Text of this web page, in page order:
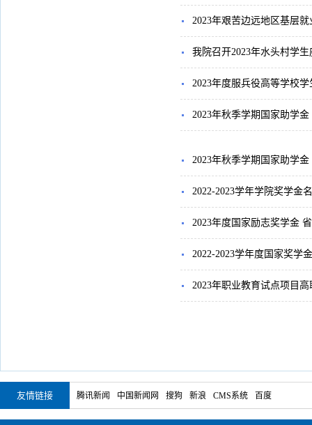
2023年艰苦边远地区基层
我院召开2023年水头村学生
2023年度服兵役高等学校
2023年秋季学期国家助学
2023年秋季学期国家助学
2022-2023学年学院奖学金
2023年度国家励志奖学金
2022-2023学年度国家奖学
2023年职业教育试点项目
友情链接 腾讯新闻 中国新闻网 搜狗 新浪 CMS系统 百度